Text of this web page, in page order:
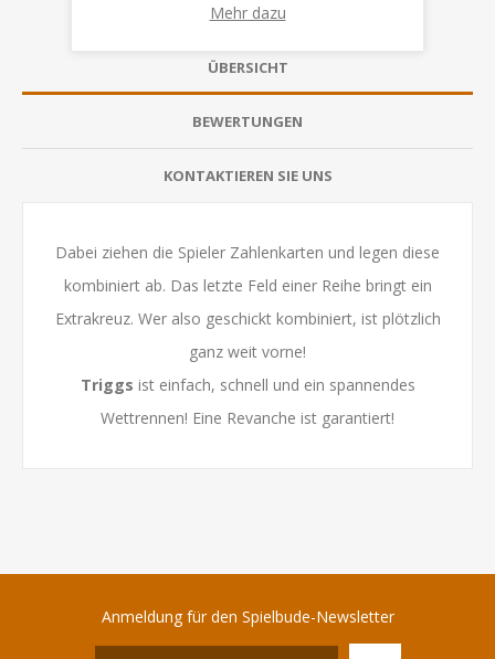
ÜBERSICHT
BEWERTUNGEN
KONTAKTIEREN SIE UNS
Dabei ziehen die Spieler Zahlenkarten und legen diese
kombiniert ab. Das letzte Feld einer Reihe bringt ein
Extrakreuz. Wer also geschickt kombiniert, ist plötzlich
ganz weit vorne!
Triggs ist einfach, schnell und ein spannendes
Wettrennen! Eine Revanche ist garantiert!
Anmeldung für den Spielbude-Newsletter
Mehr dazu